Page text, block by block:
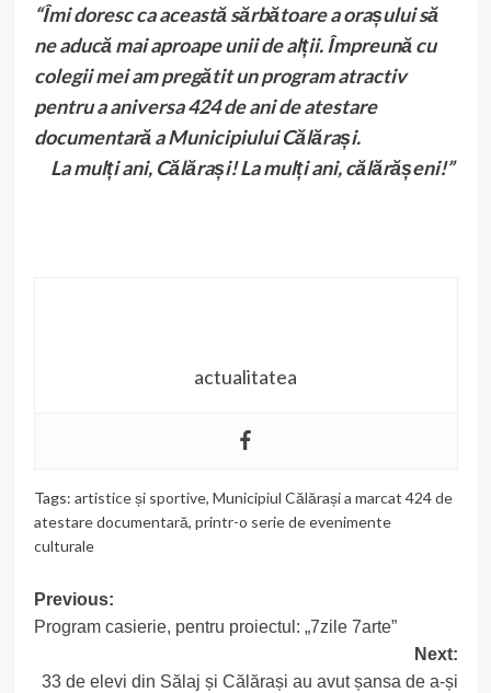
“Îmi doresc ca această sărbătoare a orașului să
ne aducă mai aproape unii de alții. Împreună cu
colegii mei am pregătit un program atractiv
pentru a aniversa 424 de ani de atestare
documentară a Municipiului Călărași.
La mulți ani, Călărași! La mulți ani, călărășeni!”
actualitatea
Tags: artistice și sportive, Municipiul Călărași a marcat 424 de
atestare documentară, printr-o serie de evenimente
culturale
Post
navigation
Previous:
Program casierie, pentru proiectul: „7zile 7arte”
Next:
33 de elevi din Sălaj și Călărași au avut șansa de a-și